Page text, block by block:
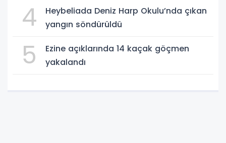
4
Heybeliada Deniz Harp Okulu’nda çıkan
yangın söndürüldü
5
Ezine açıklarında 14 kaçak göçmen
yakalandı